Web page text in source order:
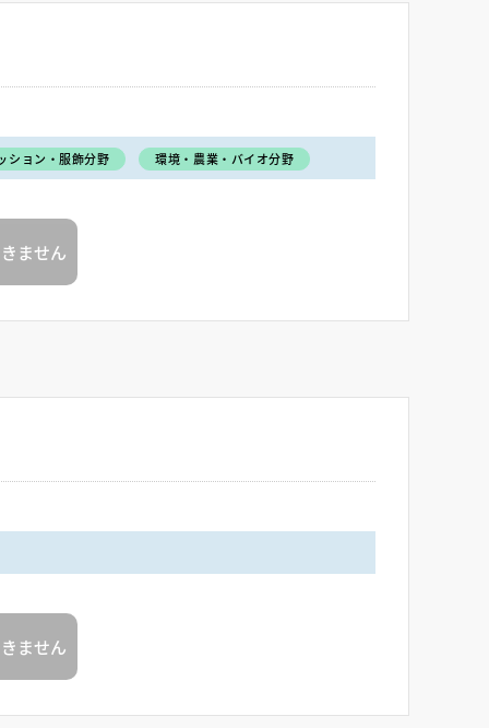
ション・服飾分野 環境・農業・バイオ分野
ません
ません